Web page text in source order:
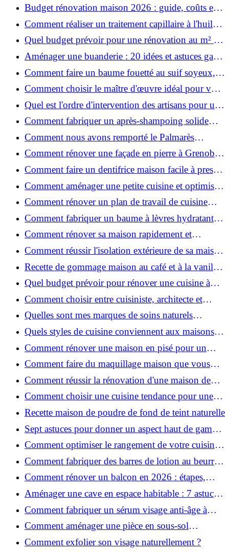
ruiner ?
Budget rénovation maison 2026 : guide, coûts et
astuces
Comment réaliser un traitement capillaire à l'huile
maison efficace ?
Quel budget prévoir pour une rénovation au m² en
2026 ?
Aménager une buanderie : 20 idées et astuces gain
de place pour un espace fonctionnel et stylé
Comment faire un baume fouetté au suif soyeux,
fait maison ?
Comment choisir le maître d'œuvre idéal pour vos
travaux de rénovation ?
Quel est l'ordre d'intervention des artisans pour une
rénovation ?
Comment fabriquer un après-shampoing solide
naturel pour cheveux ?
Comment nous avons remporté le Palmarès
(Ré)HABITER 2025 : les coulisses du projet primé
?
Comment rénover une façade en pierre à Grenoble
: techniques, coûts et conseils
Comment faire un dentifrice maison facile à presser
?
Comment aménager une petite cuisine et optimiser
chaque centimètre carré ?
Comment rénover un plan de travail de cuisine
facilement : guide étape par étape
Comment fabriquer un baume à lèvres hydratant et
naturel au suif ?
Comment rénover sa maison rapidement et
efficacement ?
Comment réussir l'isolation extérieure de sa maison
pour une rénovation performante et durable ?
Recette de gommage maison au café et à la vanille
pour une peau douce
Quel budget prévoir pour rénover une cuisine à
Voiron en 2026 : coûts et aides locales ?
Comment choisir entre cuisiniste, architecte et
contractant général à Voiron ?
Quelles sont mes marques de soins naturels
préférées ?
Quels styles de cuisine conviennent aux maisons et
appartements du Voironnais ?
Comment rénover une maison en pisé pour un
habitat sain et performant ?
Comment faire du maquillage maison que vous
utiliserez vraiment ?
Comment réussir la rénovation d'une maison de
ville en 2026 ?
Comment choisir une cuisine tendance pour une
rénovation en 2026 ?
Recette maison de poudre de fond de teint naturelle
Sept astuces pour donner un aspect haut de gamme
à votre cuisine
Comment optimiser le rangement de votre cuisine
et gagner de la place ?
Comment fabriquer des barres de lotion au beurre
de karité ?
Comment rénover un balcon en 2026 : étapes,
budget et matériaux ?
Aménager une cave en espace habitable : 7 astuces
essentielles
Comment fabriquer un sérum visage anti-âge à
l'huile de rose musquée ?
Comment aménager une pièce en sous-sol
efficacement ?
Comment exfolier son visage naturellement ?